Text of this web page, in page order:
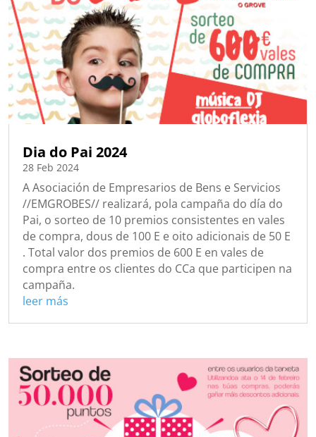
Dia do Pai 2024
28 Feb 2024
A Asociación de Empresarios de Bens e Servicios
//EMGROBES// realizará, pola campaña do día do
Pai, o sorteo de 10 premios consistentes en vales
de compra, dous de 100 E e oito adicionais de 50 E
. Total valor dos premios de 600 E en vales de
compra entre os clientes do CCa que participen na
campaña.
leer más